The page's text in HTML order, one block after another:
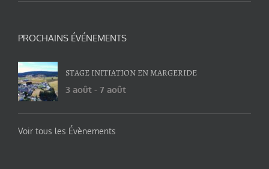
PROCHAINS ÉVÉNEMENTS
STAGE INITIATION EN MARGERIDE
3 août - 7 août
Voir tous les Évènements